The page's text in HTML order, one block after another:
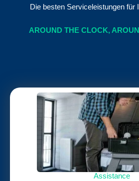
Die besten Serviceleistungen für
AROUND THE CLOCK,
Assistance